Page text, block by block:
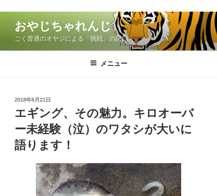
ン
おやじちゃれんじ
ごく普通のオヤジによる「挑戦」の記録
メニュー
投
日:
2018年8月21日
エギング、その魅力。キロオーバ
ー未経験（泣）のワタシが大いに
語ります！